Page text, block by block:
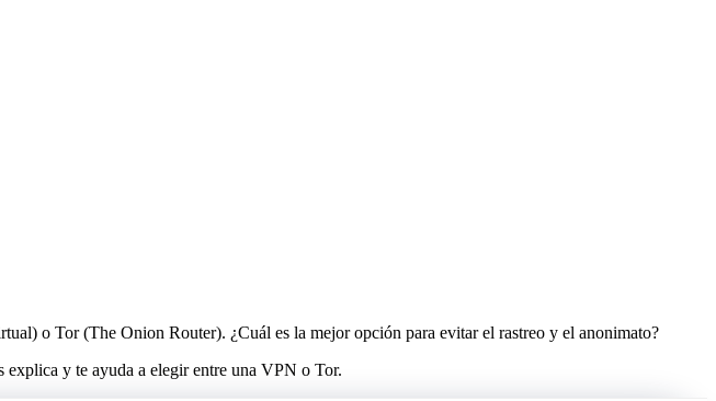
o Tor (The Onion Router). ¿Cuál es la mejor opción para evitar el rastreo y el anonimato?
explica y te ayuda a elegir entre una VPN o Tor.